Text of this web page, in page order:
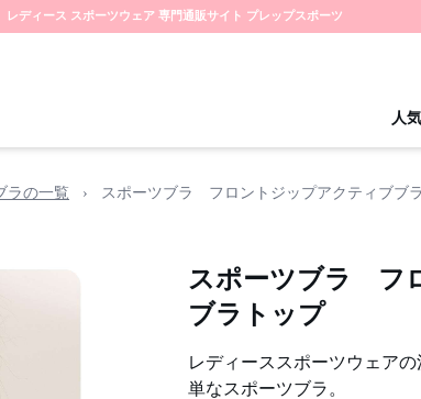
レディース スポーツウェア 専門通販サイト プレップスポーツ
人
ラの一覧 › スポーツブラ フロントジップアクティブブ
スポーツブラ フ
ブラトップ
レディーススポーツウェア
単なスポーツブラ。